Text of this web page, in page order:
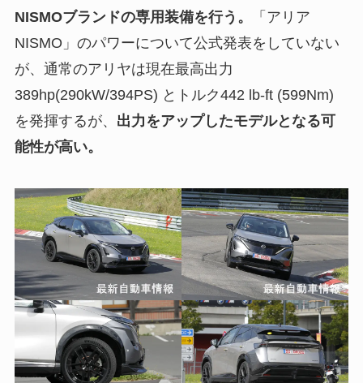
NISMOブランドの専用装備を行う。
「アリア
NISMO」のパワーについて公式発表をしていない
が、通常のアリヤは現在最高出力
389hp(290kW/394PS) とトルク442 lb-ft (599Nm)
を発揮するが、 出力をアップしたモデルとなる可
能性が高い。